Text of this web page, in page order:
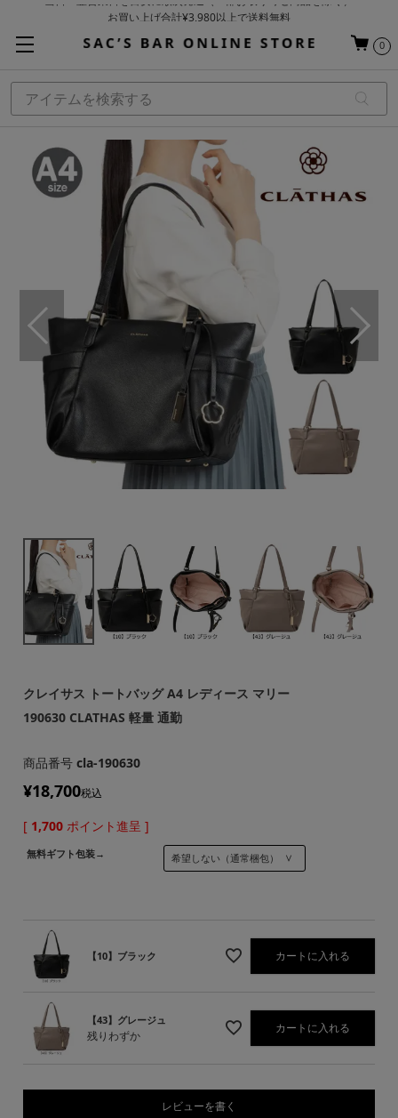
お買い上げ合計¥3,980以上で送料無料
当日～翌営業日を目安に順次発送（一部お取り寄せ商品を除く）
0
クレイサス トートバッグ A4 レディース マリー
190630 CLATHAS 軽量 通勤
商品番号 cla-190630
¥18,700税込
[ 1,700 ポイント進呈 ]
無料ギフト包装→
【10】ブラック カートに入れる
【43】グレージュ
残りわずか
カートに入れる
レビューを書く